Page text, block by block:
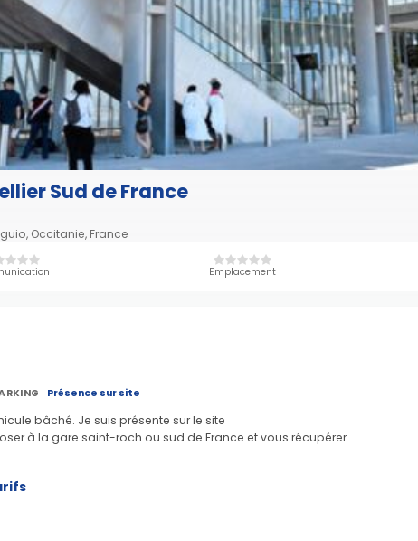
Sud de France
Occitanie, France
Emplacement
Présence sur site
bâché. Je suis présente sur le site
à la gare saint-roch ou sud de France et vous récupérer